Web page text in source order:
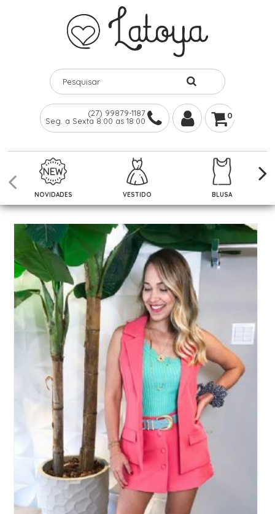
(27) 99879-1187
Seg. a Sexta 8:00 as 18:00
0
NOVIDADES VESTIDO BLUSA